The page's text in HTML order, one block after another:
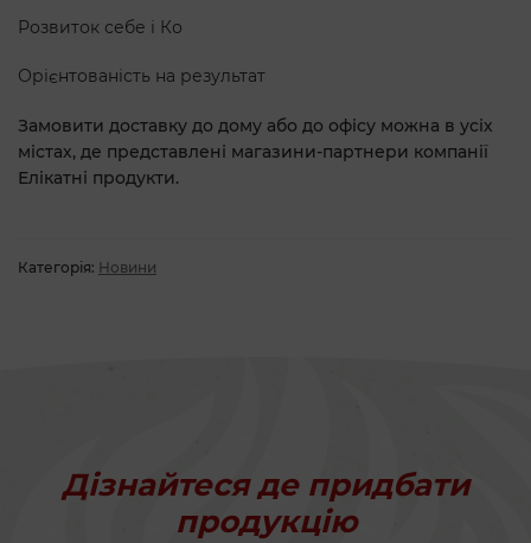
Розвиток себе і Ко
Орієнтованість на результат
Замовити доставку до дому або до офісу можна в усіх
містах, де представлені магазини-партнери компанії
Елікатні продукти.
Категорія: Новини
Дізнайтеся де придбати
продукцію